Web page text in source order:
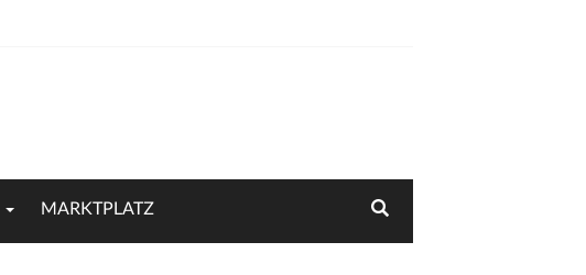
MARKTPLATZ